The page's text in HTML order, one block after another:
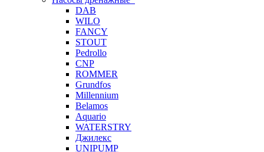
DAB
WILO
FANCY
STOUT
Pedrollo
CNP
ROMMER
Grundfos
Millennium
Belamos
Aquario
WATERSTRY
Джилекс
UNIPUMP